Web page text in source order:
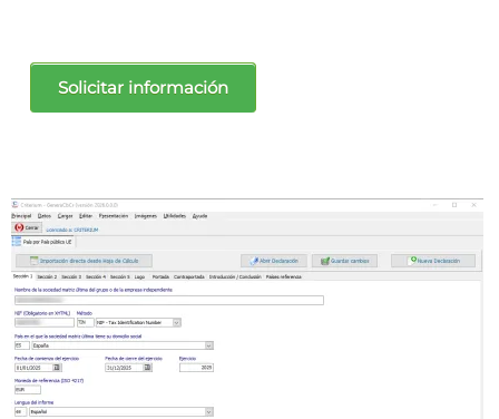
Solicitar información